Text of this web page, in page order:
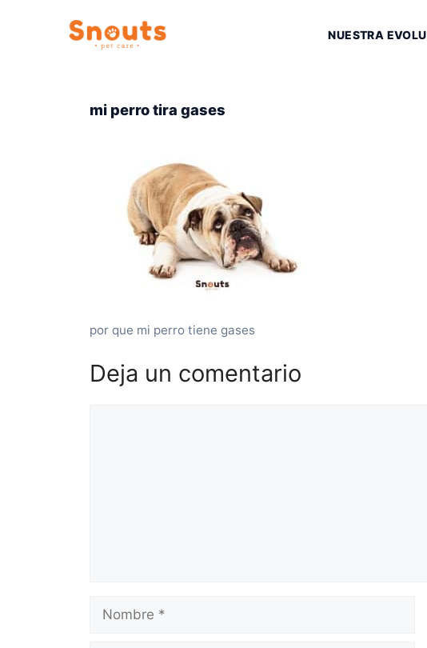
NUESTRA
mi perro tira gases
por que mi perro tiene gases
Deja un comentario